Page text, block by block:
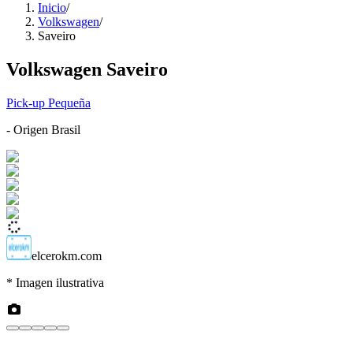
Inicio/
Volkswagen/
Saveiro
Volkswagen Saveiro
Pick-up Pequeña
- Origen Brasil
elcerokm.com
* Imagen ilustrativa